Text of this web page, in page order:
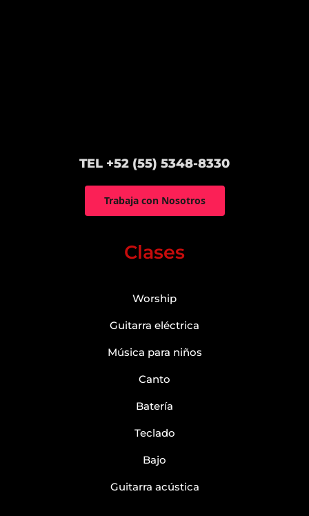
TEL +52 (55) 5348-8330
Trabaja con Nosotros
Clases
Worship
Guitarra eléctrica
Música para niños
Canto
Batería
Teclado
Bajo
Guitarra acústica